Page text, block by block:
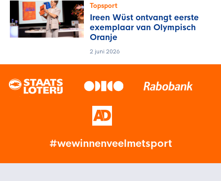
Topsport
Ireen Wüst ontvangt eerste
exemplaar van Olympisch
Oranje
2 juni 2026
#wewinnenveelmetsport